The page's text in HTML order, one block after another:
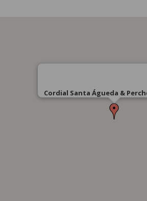
Cordial Santa Águeda &